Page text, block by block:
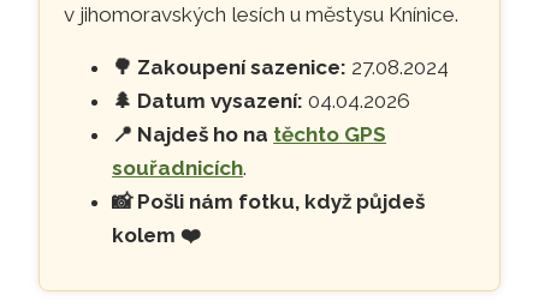
v jihomoravských lesích u městysu Knínice.
🌳 Zakoupení sazenice: 27.08.2024
🌲 Datum vysazení:04.04.2026
📍 Najdeš ho na těchto GPS
souřadnicích.
📸 Pošli nám fotku, když půjdeš
kolem ❤️